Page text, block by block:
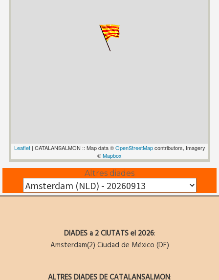
Leaflet| CATALANSALMON :: Map data ©OpenStreetMapcontributors, Imagery
©Mapbox
Altres diades
DIADES a 2 CIUTATS el 2026:
Amsterdam(2)Ciudad de México (DF)
ALTRES DIADES DE CATALANSALMON: